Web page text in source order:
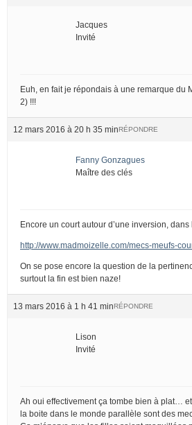
Jacques
Invité
Euh, en fait je répondais à une remarque du
2) !!!
12 mars 2016 à 20 h 35 minRÉPONDRE
Fanny Gonzagues
Maître des clés
Encore un court autour d’une inversion,
http://www.madmoizelle.com/mecs-meufs-
On se pose encore la question de la
surtout la fin est bien naze!
13 mars 2016 à 1 h 41 minRÉPONDRE
Lison
Invité
Ah oui effectivement ça tombe bien à plat…
la boite dans le monde parallèle sont des